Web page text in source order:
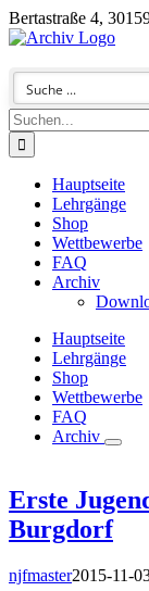
Zum
Inhalt
Bertastraße 4,
Facebook
Instagram
YouTube
E-
Suche
nach:
Hauptseite
Lehrgänge
Shop
Wettbewerbe
FAQ
Archiv
Hauptseite
Lehrgänge
Shop
Wettbewerbe
FAQ
Archiv
Erste
Burgdorf
njfmaster2015-11-